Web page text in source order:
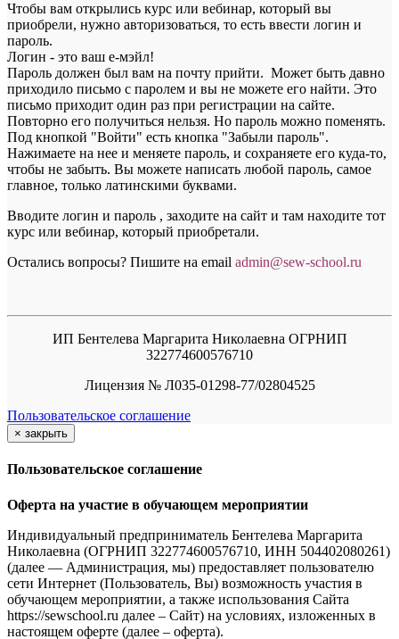
Чтобы вам открылись курс или вебинар, который вы
приобрели, нужно авторизоваться, то есть ввести логин и
пароль.
Логин - это ваш е-мэйл!
Пароль должен был вам на почту прийти. Может быть давно
приходило письмо с паролем и вы не можете его найти. Это
письмо приходит один раз при регистрации на сайте.
Повторно его получиться нельзя. Но пароль можно поменять.
Под кнопкой "Войти" есть кнопка "Забыли пароль".
Нажимаете на нее и меняете пароль, и сохраняете его куда-то,
чтобы не забыть. Вы можете написать любой пароль, самое
главное, только латинскими буквами.
Вводите логин и пароль , заходите на сайт и там находите тот
курс или вебинар, который приобретали.
Остались вопросы? Пишите на email admin@sew-school.ru
ИП Бентелева Маргарита Николаевна ОГРНИП
322774600576710
Лицензия № Л035-01298-77/02804525
Пользовательское соглашение
× закрыть
Пользовательское соглашение
Оферта на участие в обучающем мероприятии
Индивидуальный предприниматель Бентелева Маргарита
Николаевна (ОГРНИП 322774600576710, ИНН 504402080261)
(далее — Администрация, мы) предоставляет пользователю
сети Интернет (Пользователь, Вы) возможность участия в
обучающем мероприятии, а также использования Сайта
https://sewschool.ru далее – Сайт) на условиях, изложенных в
настоящем оферте (далее – оферта).